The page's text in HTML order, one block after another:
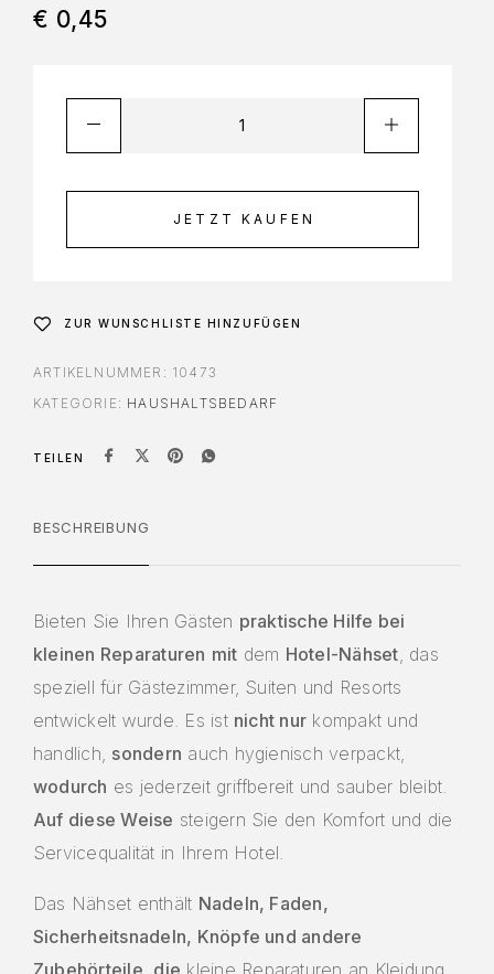
€ 0,45
JETZT KAUFEN
ZUR WUNSCHLISTE HINZUFÜGEN
ARTIKELNUMMER: 10473
KATEGORIE: HAUSHALTSBEDARF
TEILEN
BESCHREIBUNG
Bieten Sie Ihren Gästen praktische Hilfe bei
kleinen Reparaturen mit dem Hotel-Nähset, das
speziell für Gästezimmer, Suiten und Resorts
entwickelt wurde. Es ist nicht nur kompakt und
handlich, sondern auch hygienisch verpackt,
wodurch es jederzeit griffbereit und sauber bleibt.
Auf diese Weise steigern Sie den Komfort und die
Servicequalität in Ihrem Hotel.
Das Nähset enthält Nadeln, Faden,
Sicherheitsnadeln, Knöpfe und andere